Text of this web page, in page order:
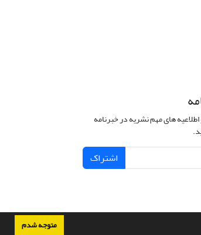
متوجه شدم
های مهم نشریه در خبرنامه
اشتراک